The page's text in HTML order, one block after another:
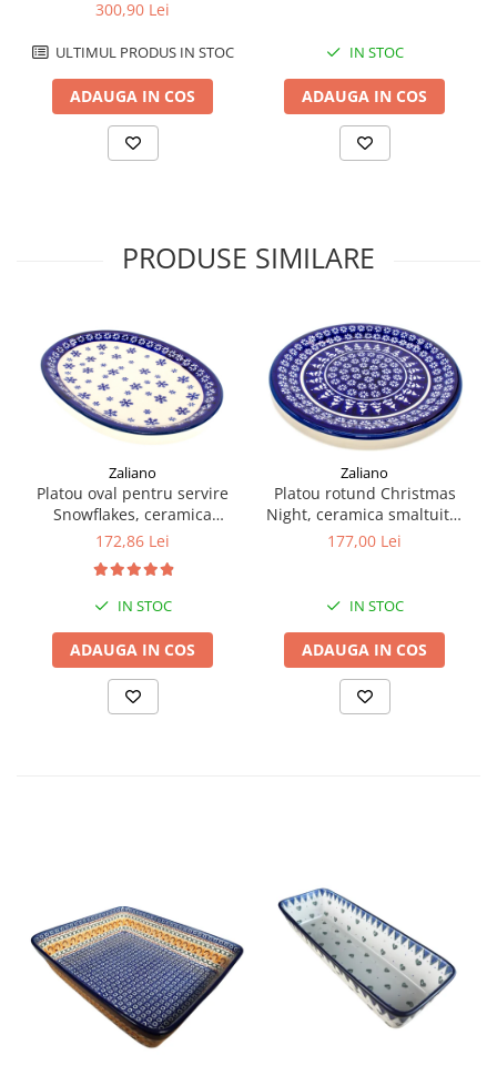
300,90 Lei
ULTIMUL PRODUS IN STOC
ADAUGA IN COS
IN STOC
ADAUGA IN COS
PRODUSE SIMILARE
Zaliano
Platou oval pentru servire
Snowflakes, ceramica
smaltuita, pictat manual,
172,86 Lei
IN STOC
ADAUGA IN COS
Zaliano
Platou rotund Christmas
Night, ceramica smaltuita,
pictata manual 27,2 cm
177,00 Lei
IN STOC
ADAUGA IN COS